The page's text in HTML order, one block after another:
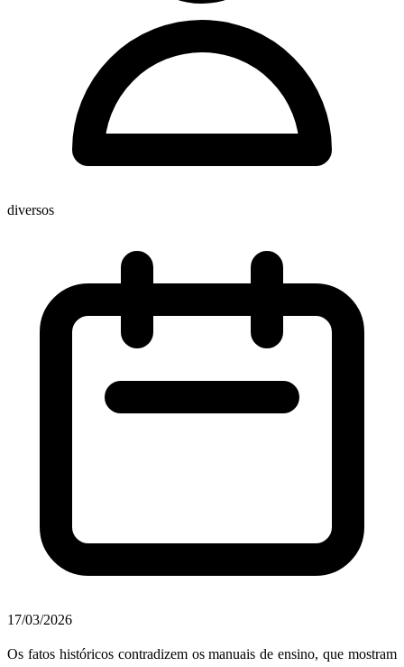
diversos
17/03/2026
Os fatos históricos contradizem os manuais de ensino, que mostram